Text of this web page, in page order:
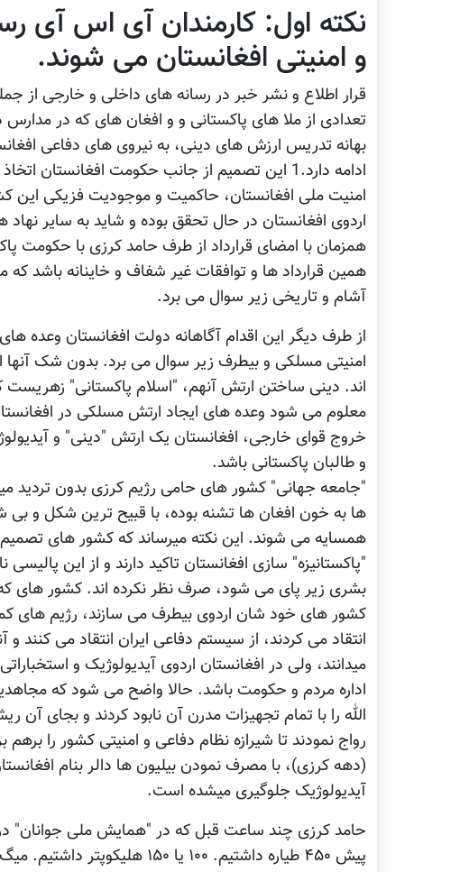
نکته اول: کارمندان آی اس آی
و امنیتی افغانستان می شوند.
قرار اطلاع و نشر خبر در رسانه های داخلی و خارجی از
تعدادی از ملا های پاکستانی و و افغان های که در مدارس
بهانه تدریس ارزش های دینی، به نیروی های دفاعی
ادامه دارد.1 این تصمیم از جانب حکومت
امنیت ملی افغانستان، حاکمیت و موجودیت فزیکی این
اردوی افغانستان در حال تحقق بوده و شاید به سایر نهاد
همزمان با امضای قرارداد از طرف حامد کرزی با حکومت
همین قرارداد ها و توافقات غیر شفاف و خاینانه باشد
آشام و تاریخی زیر سوال می برد.
از طرف دیگر این اقدام آگاهانه دولت افغانستان وعده
امنیتی مسلکی و بیطرف زیر سوال می برد. بدون شک آنها
اند. دینی ساختن ارتش آنهم، "اسلام پاکستانی"
خروج قوای خارجی، افغانستان یک ارتش "دینی" و
و طالبان پاکستانی باشد.
"جامعه جهانی" کشور های حامی رژیم کرزی بدون تردید
ها به خون افغان ها تشنه بوده، با قبیح ترین شکل و
همسایه می شوند. این نکته میرساند که کشور های
"پاکستانیزه" سازی افغانستان تاکید دارند و از این
بشری زیر پای می شود، صرف نظر نکرده اند. کشور های که
کشور های خود شان اردوی بیطرف می سازند، رژیم های
انتقاد می کردند، از سیستم دفاعی ایران انتقاد می
میدانند، ولی در افغانستان اردوی آیدیولوژیک و
اداره مردم و حکومت باشد. حالا واضح می شود که
الله را با تمام تجهیزات مدرن آن نابود کردند و بجای آن
رواج نمودند تا شیرازه نظام دفاعی و امنیتی کشور را
(دهه کرزی)، با مصرف نمودن بیلیون ها دالر بنام
آیدیولوژیک جلوگیری میشده است.
حامد کرزی چند ساعت قبل که در "همایش ملی
پیش ۴۵۰ طیاره داشتیم. ۱۰۰ یا ۱۵۰ هلیکوپتر داشتیم. میگ داشتیم، سو داشتیم."2